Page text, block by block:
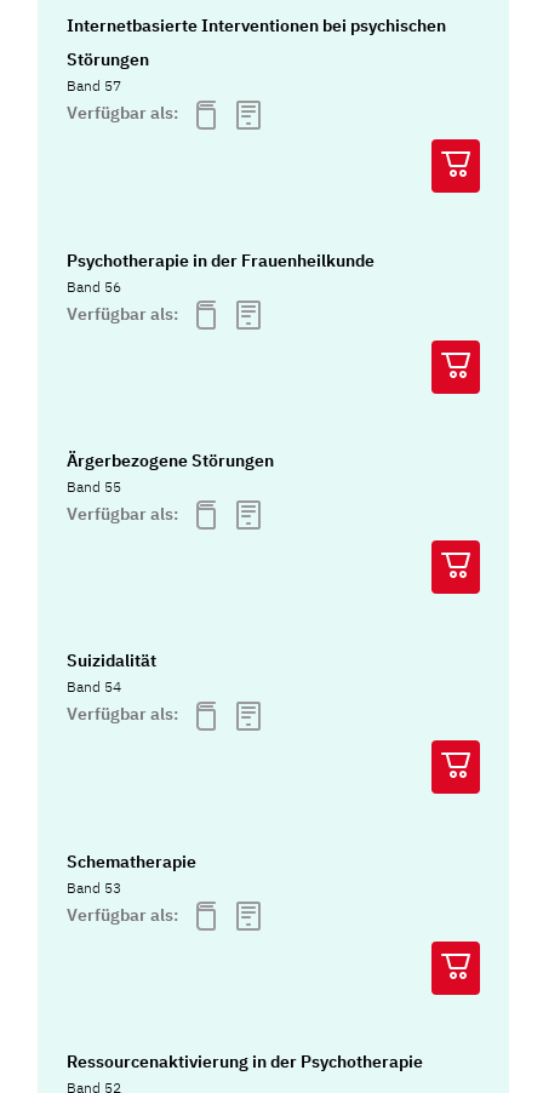
Internetbasierte Interventionen bei psychischen
Störungen
Band 57
Verfügbar als:
Psychotherapie in der Frauenheilkunde
Band 56
Verfügbar als:
Ärgerbezogene Störungen
Band 55
Verfügbar als:
Suizidalität
Band 54
Verfügbar als:
Schematherapie
Band 53
Verfügbar als:
Ressourcenaktivierung in der Psychotherapie
Band 52